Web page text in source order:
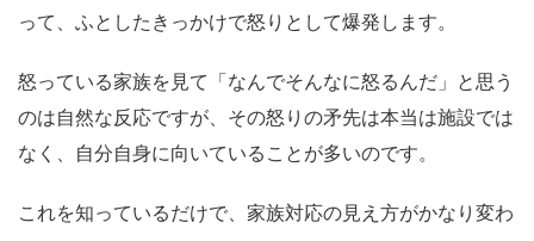
って、ふとしたきっかけで怒りとして爆発します。
怒っている家族を見て「なんでそんなに怒るんだ」と思う
のは自然な反応ですが、その怒りの矛先は本当は施設では
なく、自分自身に向いていることが多いのです。
これを知っているだけで、家族対応の見え方がかなり変わ